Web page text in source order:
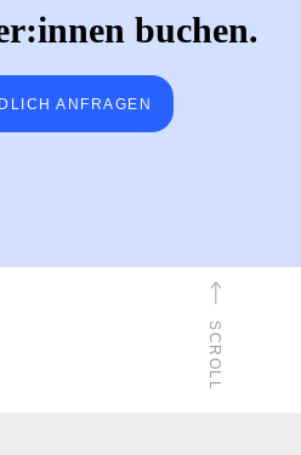
buchen.
ANFRAGEN
SCROLL